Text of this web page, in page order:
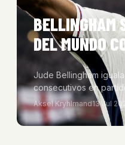
BELLINGHAM
DEL MUNDO
Jude Bellingham
consecutivos en
Aksel Kryhlmand13 Jul